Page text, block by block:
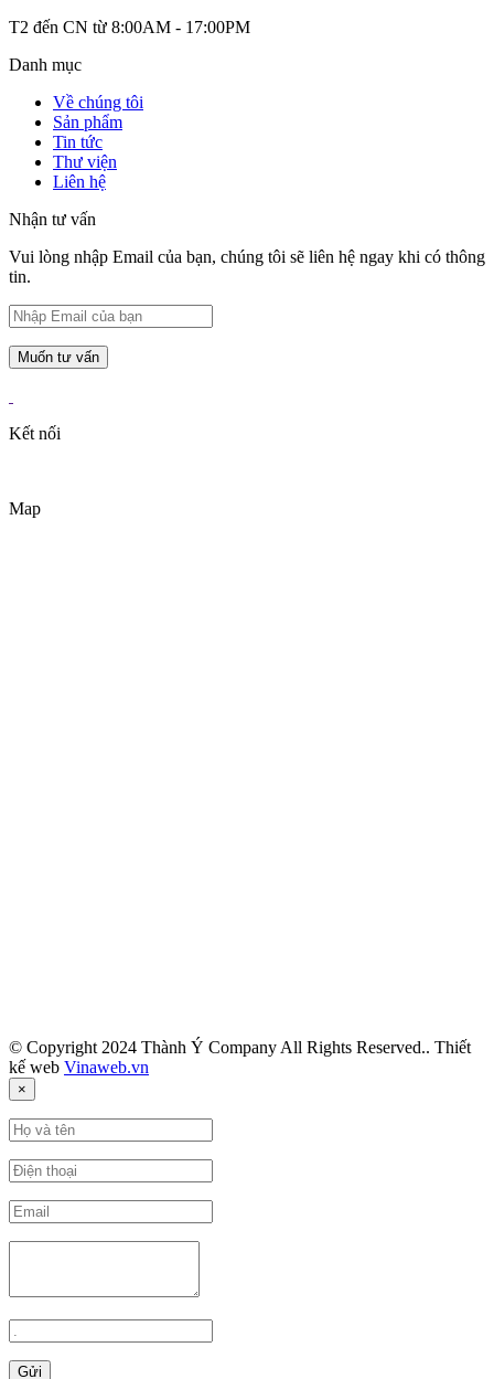
T2 đến CN từ 8:00AM - 17:00PM
Danh mục
Về chúng tôi
Sản phẩm
Tin tức
Thư viện
Liên hệ
Nhận tư vấn
Vui lòng nhập Email của bạn, chúng tôi sẽ liên hệ ngay khi có thông
tin.
Muốn tư vấn
Kết nối
Map
© Copyright 2024 Thành Ý Company All Rights Reserved.. Thiết
kế web Vinaweb.vn
×
Gửi